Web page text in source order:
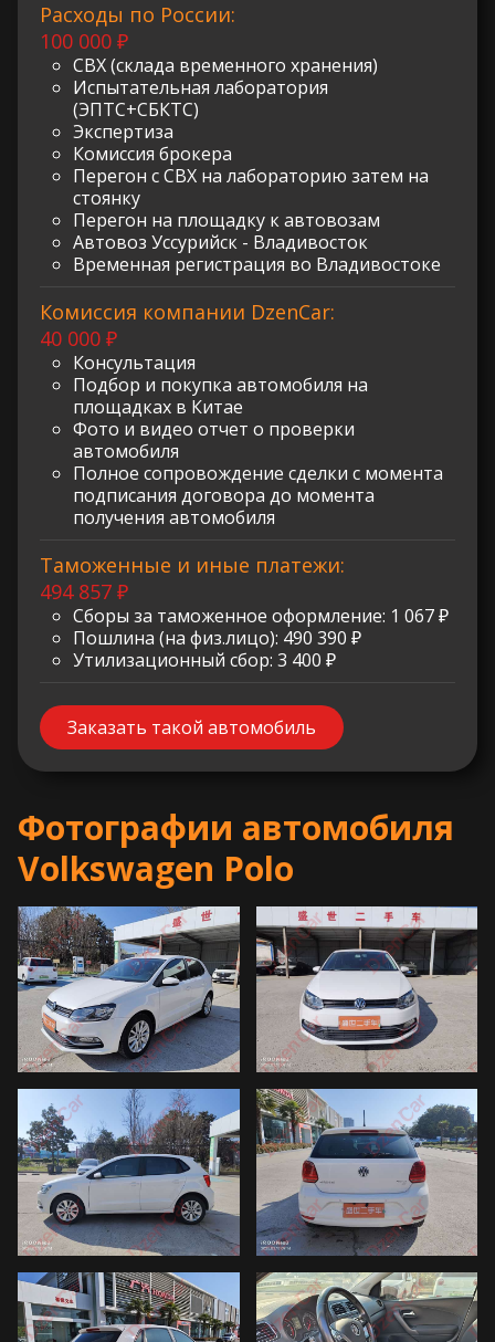
Расходы по России:
100 000 ₽
СВХ (склада временного хранения)
Испытательная лаборатория
(ЭПТС+СБКТС)
Экспертиза
Комиссия брокера
Перегон с СВХ на лабораторию затем на
стоянку
Перегон на площадку к автовозам
Автовоз Уссурийск - Владивосток
Временная регистрация во Владивостоке
Комиссия компании DzenCar:
40 000 ₽
Консультация
Подбор и покупка автомобиля на
площадках в Китае
Фото и видео отчет о проверки
автомобиля
Полное сопровождение сделки с момента
подписания договора до момента
получения автомобиля
Таможенные и иные платежи:
494 857 ₽
Сборы за таможенное оформление: 1 067 ₽
Пошлина (на физ.лицо): 490 390 ₽
Утилизационный сбор: 3 400 ₽
Заказать такой автомобиль
Фотографии автомобиля
Volkswagen Polo